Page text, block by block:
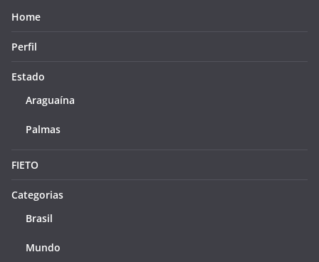
Home
Perfil
Estado
Araguaína
Palmas
FIETO
Categorias
Brasil
Mundo